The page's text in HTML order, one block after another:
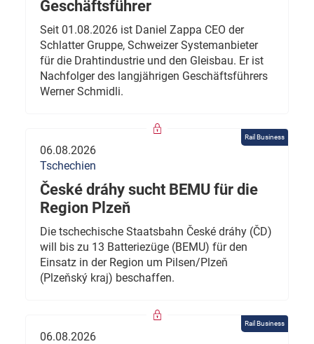
Geschäftsführer
Seit 01.08.2026 ist Daniel Zappa CEO der
Schlatter Gruppe, Schweizer Systemanbieter
für die Drahtindustrie und den Gleisbau. Er ist
Nachfolger des langjährigen Geschäftsführers
Werner Schmidli.
Rail Business
06.08.2026
Tschechien
České dráhy sucht BEMU für die
Region Plzeň
Die tschechische Staatsbahn České dráhy (ČD)
will bis zu 13 Batteriezüge (BEMU) für den
Einsatz in der Region um Pilsen/Plzeň
(Plzeňský kraj) beschaffen.
Rail Business
06.08.2026